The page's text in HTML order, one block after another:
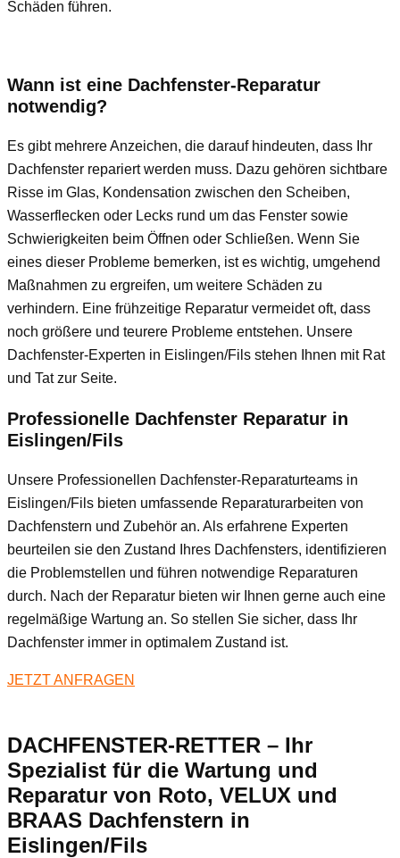
Schäden führen.
Wann ist eine Dachfenster-Reparatur
notwendig?
Es gibt mehrere Anzeichen, die darauf hindeuten, dass Ihr
Dachfenster repariert werden muss. Dazu gehören sichtbare
Risse im Glas, Kondensation zwischen den Scheiben,
Wasserflecken oder Lecks rund um das Fenster sowie
Schwierigkeiten beim Öffnen oder Schließen. Wenn Sie
eines dieser Probleme bemerken, ist es wichtig, umgehend
Maßnahmen zu ergreifen, um weitere Schäden zu
verhindern. Eine frühzeitige Reparatur vermeidet oft, dass
noch größere und teurere Probleme entstehen. Unsere
Dachfenster-Experten in Eislingen/Fils stehen Ihnen mit Rat
und Tat zur Seite.
Professionelle Dachfenster Reparatur in
Eislingen/Fils
Unsere Professionellen Dachfenster-Reparaturteams in
Eislingen/Fils bieten umfassende Reparaturarbeiten von
Dachfenstern und Zubehör an. Als erfahrene Experten
beurteilen sie den Zustand Ihres Dachfensters, identifizieren
die Problemstellen und führen notwendige Reparaturen
durch. Nach der Reparatur bieten wir Ihnen gerne auch eine
regelmäßige Wartung an. So stellen Sie sicher, dass Ihr
Dachfenster immer in optimalem Zustand ist.
JETZT ANFRAGEN
DACHFENSTER-RETTER – Ihr
Spezialist für die Wartung und
Reparatur von Roto, VELUX und
BRAAS Dachfenstern in
Eislingen/Fils